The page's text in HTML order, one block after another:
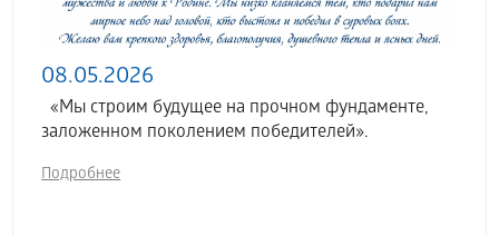
08.05.2026
«Мы строим будущее на прочном фундаменте,
заложенном поколением победителей».
Подробнее